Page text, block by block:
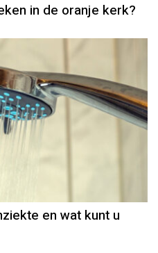
in de oranje kerk?
en wat kunt u